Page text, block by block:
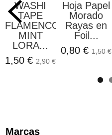
Marcas
WASHI
TAPE
FLAMENCOS
MINT
LORA...
1,50 € 2,90 €
Hoja Papel
Morado
Rayas en
Foil...
0,80 € 1,50 €